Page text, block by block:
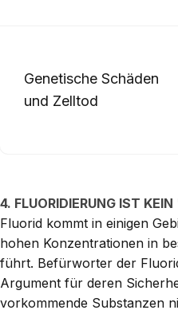
Genetische Schäden
und Zelltod
4. FLUORIDIERUNG IST
Fluorid kommt in einigen
hohen Konzentrationen in
führt. Befürworter der
Argument für deren
vorkommende Substanzen